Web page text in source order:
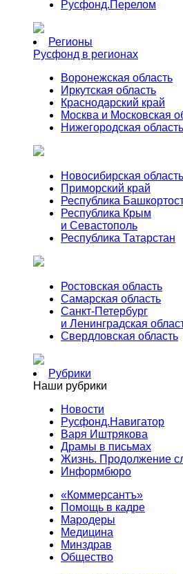
Русфонд.Перелом
Регионы
Русфонд в регионах
Воронежская область
Иркутская область
Краснодарский край
Москва и Московская
Нижегородская область
Новосибирская область
Приморский край
Республика
Республика Крым
и Севастополь
Республика Татарстан
Ростовская область
Самарская область
Санкт-Петербург
и Ленинградская
Свердловская область
Рубрики
Наши рубрики
Новости
Русфонд.Навигатор
Варя Иштрякова
Драмы в письмах
Жизнь. Продолжение
Информбюро
«Коммерсантъ»
Помощь в кадре
Мародеры
Медицина
Минздрав
Общество